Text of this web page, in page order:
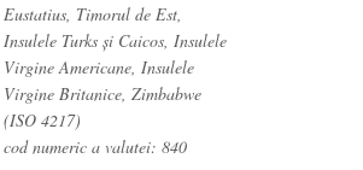
Eustatius, Timorul de Est,
Insulele Turks și Caicos, Insulele
Virgine Americane, Insulele
Virgine Britanice, Zimbabwe
(ISO 4217)
cod numeric a valutei: 840